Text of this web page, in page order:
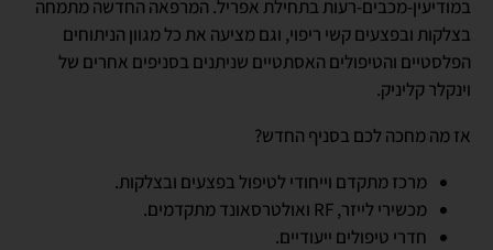
במודיעין-מכבים-רעות בתחילת אפריל. המרפאה החדשה מתמחה
בצלקות ובפצעים קשי ריפוי, וגם מציעה את כל מגוון הניתוחים
הפלסטיים והטיפולים האסתטיים שניתנים בסניפים אחרים של
וינקלר קליניק.
אז מה מחכה לכם בסניף החדש?
מרכז מתקדם וייחודי לטיפול בפצעים ובצלקות.
מכשירי לייזר, RF ואולטרסאונד מתקדמים.
חדרי טיפולים ייעודיים.